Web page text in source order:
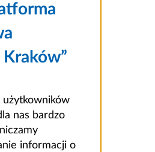
nas bardzo
informacji o